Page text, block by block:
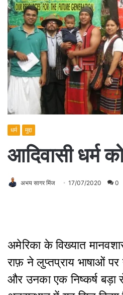
धर्म मुद्दा
आदिवासी धर्म
अभय सागर मिंज 17/07/2020 0
अमेरिका के विख्यात
राफ़ ने लुप्तप्राय भाषाओं
और उनका एक निष्कर्ष